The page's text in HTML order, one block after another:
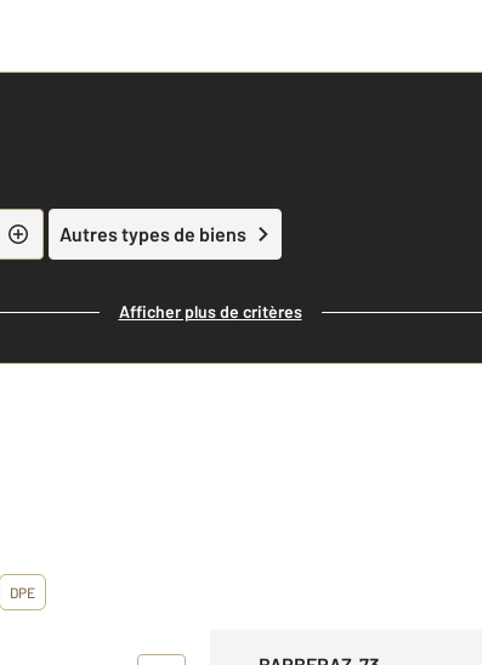
Autres types de biens
Afficher plus de critères
DPE